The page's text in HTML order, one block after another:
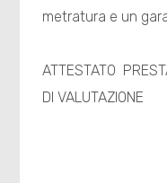
metratura e un
ATTESTATO
DI VALUTAZIONE